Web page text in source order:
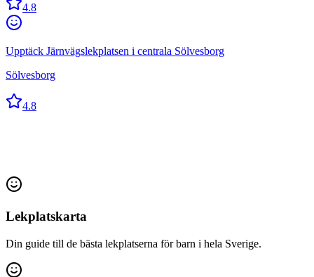
4.8
Upptäck Järnvägslekplatsen i centrala Sölvesborg
Sölvesborg
4.8
Lekplatskarta
Din guide till de bästa lekplatserna för barn i hela Sverige.